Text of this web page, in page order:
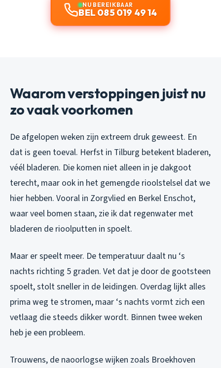
NU BEREIKBAAR
BEL 085 019 49 14
Waarom verstoppingen juist nu
zo vaak voorkomen
De afgelopen weken zijn extreem druk geweest. En
dat is geen toeval. Herfst in Tilburg betekent bladeren,
véél bladeren. Die komen niet alleen in je dakgoot
terecht, maar ook in het gemengde rioolstelsel dat we
hier hebben. Vooral in Zorgvlied en Berkel Enschot,
waar veel bomen staan, zie ik dat regenwater met
bladeren de rioolputten in spoelt.
Maar er speelt meer. De temperatuur daalt nu ‘s
nachts richting 5 graden. Vet dat je door de gootsteen
spoelt, stolt sneller in de leidingen. Overdag lijkt alles
prima weg te stromen, maar ‘s nachts vormt zich een
vetlaag die steeds dikker wordt. Binnen twee weken
heb je een probleem.
Trouwens, de naoorlogse wijken zoals Broekhoven